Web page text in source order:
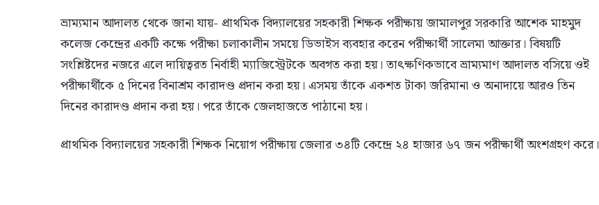
ভ্রাম্যমান আদালত থেকে জানা যায়- প্রাথমিক বিদ্যালয়ের সহকারী শিক্ষক পরীক্ষায় জামালপুর সরকারি আশেক মাহমুদ
কলেজ কেন্দ্রের একটি কক্ষে পরীক্ষা চলাকালীন সময়ে ডিভাইস ব্যবহার করেন পরীক্ষার্থী সালেমা আক্তার। বিষয়টি
সংশ্লিষ্টদের নজরে এলে দায়িত্বরত নির্বাহী ম্যাজিস্ট্রেটকে অবগত করা হয়। তাৎক্ষণিকভাবে ভ্রাম্যমাণ আদালত বসিয়ে ওই
পরীক্ষার্থীকে ৫ দিনের বিনাশ্রম কারাদণ্ড প্রদান করা হয়। এসময় তাঁকে একশত টাকা জরিমানা ও অনাদায়ে আরও তিন
দিনের কারাদণ্ড প্রদান করা হয়। পরে তাঁকে জেলহাজতে পাঠানো হয়।
প্রাথমিক বিদ্যালয়ের সহকারী শিক্ষক নিয়োগ পরীক্ষায় জেলার ৩৪টি কেন্দ্রে ২৪ হাজার ৬৭ জন পরীক্ষার্থী অংশগ্রহণ করে।